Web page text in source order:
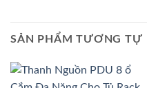
SẢN PHẨM TƯƠNG TỰ